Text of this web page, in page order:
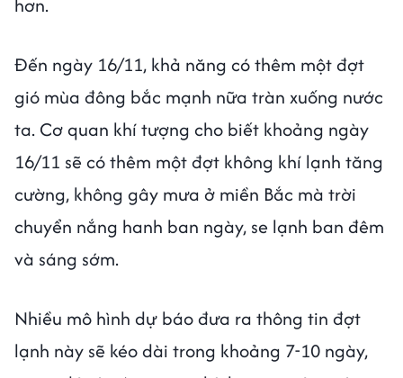
Đến ngày 16/11, khả năng có thêm một đợt
gió mùa đông bắc mạnh nữa tràn xuống nước
ta. Cơ quan khí tượng cho biết khoảng ngày
16/11 sẽ có thêm một đợt không khí lạnh tăng
cường, không gây mưa ở miền Bắc mà trời
chuyển nắng hanh ban ngày, se lạnh ban đêm
và sáng sớm.
Nhiều mô hình dự báo đưa ra thông tin đợt
lạnh này sẽ kéo dài trong khoảng 7-10 ngày,